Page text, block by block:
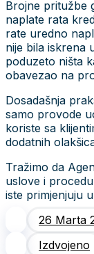
Brojne pritužbe
naplate rata
rate uredno
nije bila iskrena
poduzeto ništa
obavezao na
Dosadašnja
samo provode
koriste sa
dodatnih
Tražimo da
uslove i
iste primjenjuju
26 Marta
Izdvojeno